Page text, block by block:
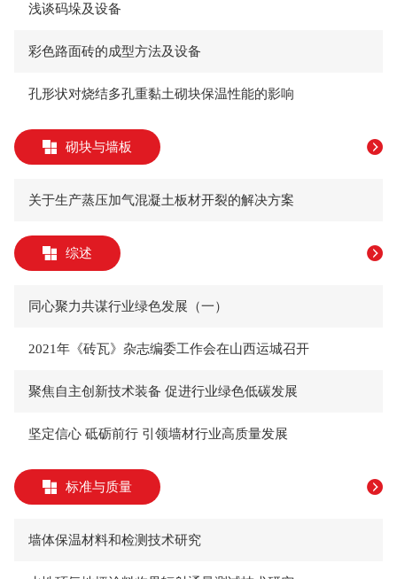
浅谈码垛及设备
彩色路面砖的成型方法及设备
孔形状对烧结多孔重黏土砌块保温性能的影响
砌块与墙板
关于生产蒸压加气混凝土板材开裂的解决方案
综述
同心聚力共谋行业绿色发展（一）
2021年《砖瓦》杂志编委工作会在山西运城召开
聚焦自主创新技术装备 促进行业绿色低碳发展
坚定信心 砥砺前行 引领墙材行业高质量发展
标准与质量
墙体保温材料和检测技术研究